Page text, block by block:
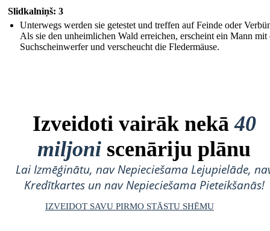
Slidkalniņš: 3
Unterwegs werden sie getestet und treffen auf Feinde oder
Als sie den unheimlichen Wald erreichen, erscheint ein Mann mit
Suchscheinwerfer und verscheucht die Fledermäuse.
Izveidoti vairāk nekā40
miljoni scenāriju plānu
Lai Izmēģinātu, nav Nepieciešama Lejupielāde,
Kredītkartes un nav Nepieciešama Pieteikšanās!
IZVEIDOT SAVU PIRMO STĀSTU SHĒMU